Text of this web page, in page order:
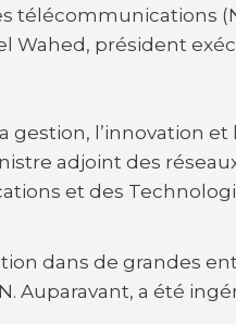
télécommunications
Wahed, président
gestion, l’innovation
adjoint des
et des
dans de grandes
Auparavant, a été